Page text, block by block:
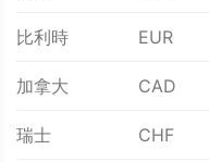
比利時 EUR
加拿大 CAD
瑞士 CHF